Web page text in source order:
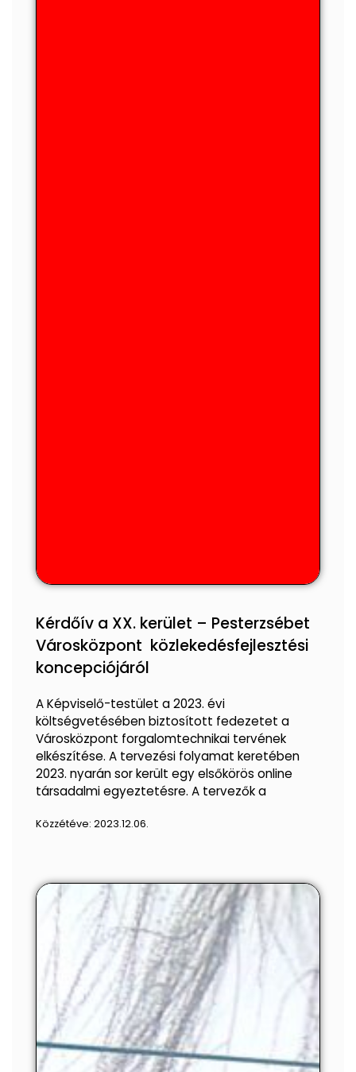
Kérdőív a XX. kerület – Pesterzsébet
Városközpont közlekedésfejlesztési
koncepciójáról
A Képviselő-testület a 2023. évi
költségvetésében biztosított fedezetet a
Városközpont forgalomtechnikai tervének
elkészítése. A tervezési folyamat keretében
2023. nyarán sor került egy elsőkörös online
társadalmi egyeztetésre. A tervezők a
Közzétéve: 2023.12.06.